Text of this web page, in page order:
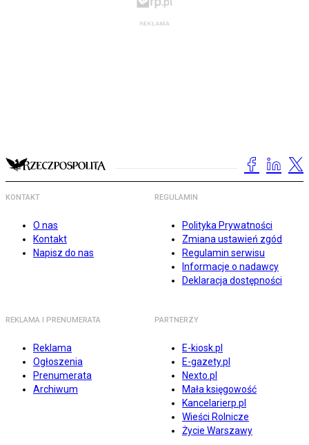
KONTAKT
O nas
Kontakt
Napisz do nas
REGULAMIN
Polityka Prywatności
Zmiana ustawień zgód
Regulamin serwisu
Informacje o nadawcy
Deklaracja dostępności
REKLAMA I PRENUMERATA
Reklama
Ogłoszenia
Prenumerata
Archiwum
PARTNERZY
E-kiosk.pl
E-gazety.pl
Nexto.pl
Mała księgowość
Kancelarierp.pl
Wieści Rolnicze
Życie Warszawy